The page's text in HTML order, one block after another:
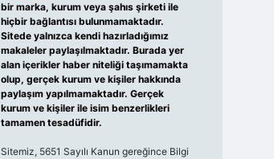
bir marka, kurum veya şahıs şirketi ile
hiçbir bağlantısı bulunmamaktadır.
Sitede yalnızca kendi hazırladığımız
makaleler paylaşılmaktadır. Burada yer
alan içerikler haber niteliği taşımamakta
olup, gerçek kurum ve kişiler hakkında
paylaşım yapılmamaktadır. Gerçek
kurum ve kişiler ile isim benzerlikleri
tamamen tesadüfidir.
Sitemiz, 5651 Sayılı Kanun gereğince Bilgi